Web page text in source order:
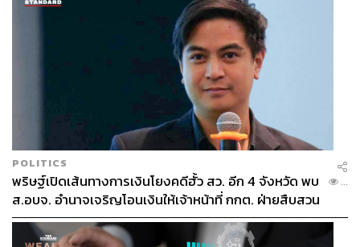
ตามผนังของชั้นดิน ปกติแล้วจะมีชิ้นส่วนของโบราณวัตถุติด
อยู่ด้วย อาจเป็นเศษภาชนะดินเผา ชิ้นส่วนโครงกระดูก
เครื่องมือหิน หรืออื่นๆ ซึ่งของพวกนี้ปกติจะมีความแตกต่าง
กันในแต่ละชั้นดิน ทั้งนี้ เนื่องจากในแต่ละช่วงเวลา มนุษย์มี
การพัฒนาเทคโนโลยีแตกต่างกัน ตัวอย่างเช่นในยุคหินกลาง
ก็ใช้เครื่องมือหินกะเทาะที่ทำจากหินกรวดแม่น้ำ ในยุคหิน
ใหม่ก็ใช้เครื่องมือหินขัดและภาชนะดินเผา ซึ่งของพวกนี้จะ
ติดอยู่บนผนังชั้นดิน ของที่เก่าจะอยู่ชั้นดินตอนล่าง ของที่ใหม่
ก็จะอยู่ชั้นดินตอนบนๆ เป็นต้น
POLITICS
พริษฐ์เปิดเส้นทางการเงินโยงคดีฮั้ว สว. อีก 4 จังหวัด พบ
ส.อบจ. อำนาจเจริญโอนเงินให้เจ้าหน้าที่ กกต. ฝ่ายสืบสวน
...